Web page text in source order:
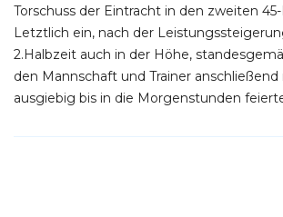
Torschuss der Eintracht in den zweiten
Letztlich ein, nach der
2.Halbzeit auch in der Höhe,
den Mannschaft und Trainer
ausgiebig bis in die Morgenstunden